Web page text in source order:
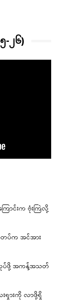
-၂၆)
ောင်းက ဗုံးကြဲလို့
တပ်က အင်အား
လုပ်ဖို့ အကန့်အသတ်
းရှားကို လာဖို့ရှိ